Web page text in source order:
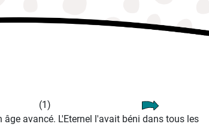
(1)
avancé. L'Eternel l'avait béni dans tous les